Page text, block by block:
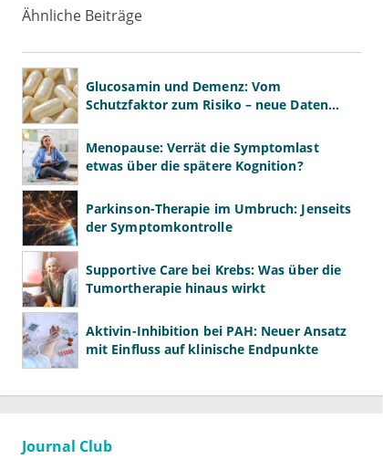
Ähnliche Beiträge
Glucosamin und Demenz: Vom
Schutzfaktor zum Risiko – neue Daten
Menopause: Verrät die Symptomlast
etwas über die spätere Kognition?
Parkinson-Therapie im Umbruch: Jenseits
der Symptomkontrolle
Supportive Care bei Krebs: Was über die
Tumortherapie hinaus wirkt
Aktivin-Inhibition bei PAH: Neuer Ansatz
mit Einfluss auf klinische Endpunkte
Journal Club